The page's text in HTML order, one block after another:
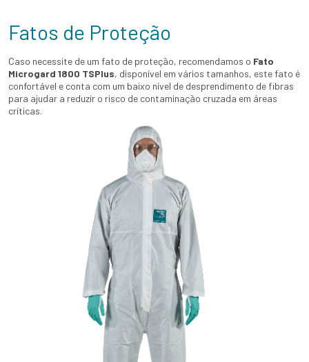
Fatos de Proteção
Caso necessite de um fato de proteção, recomendamos o Fato
Microgard 1800 TSPlus, disponível em vários tamanhos, este fato é
confortável e conta com um baixo nível de desprendimento de fibras
para ajudar a reduzir o risco de contaminação cruzada em áreas
críticas.